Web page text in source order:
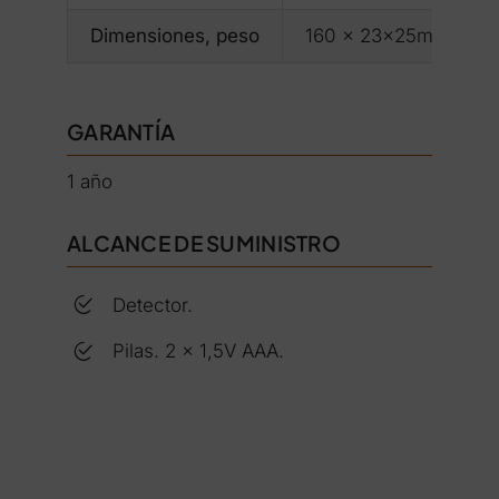
Dimensiones, peso 160 x 23x25mm mm;
GARANTÍA
1 año
ALCANCE DE SUMINISTRO
Detector.
Pilas. 2 x 1,5V AAA.